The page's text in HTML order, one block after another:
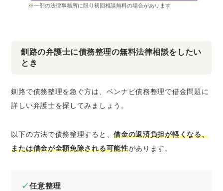
※一部の法律事務所に限り初回相談無料の場合があります
釧路の弁護士に債務整理の無料法律相談をしたい
とき
釧路で債務整理を急ぐ方は、ベンナビ債務整理で借金問題に
詳しい弁護士を探してみましょう。
以下の方法で債務整理すると、借金の返済負担が軽くなる、
または借金が全額免除される可能性があります。
任意整理